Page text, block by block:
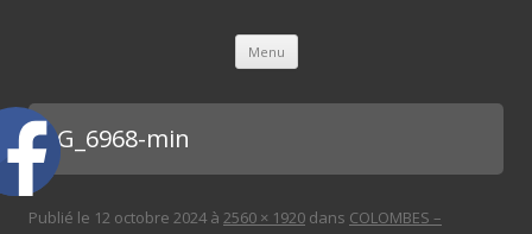
Menu Aller au contenu principal
IMG_6968-min
Publié le 12 octobre 2024 à 2560 × 1920 dans COLOMBES –